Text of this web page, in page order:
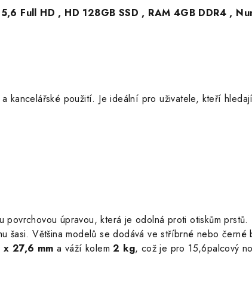
HD , HD 128GB SSD , RAM 4GB DDR4 ,
kancelářské použití. Je ideální pro uživatele, kteří
povrchovou úpravou, která je odolná proti otiskům prstů.
šasi. Většina modelů se dodává ve stříbrné nebo černé
27,6 mm a váží kolem2 kg, což je pro 15,6palcový